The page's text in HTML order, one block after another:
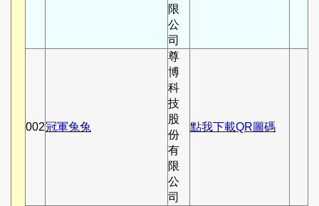
限
公
司
002冠軍兔兔
尊
博
科
技
股
份
有
限
公
司
點我下載QR圖碼